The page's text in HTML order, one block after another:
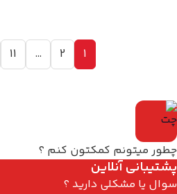
1
2
…
11
چطور میتونم کمکتون کنم ؟
پشتیبانی آنلاین
سوال یا مشکلی دارید ؟